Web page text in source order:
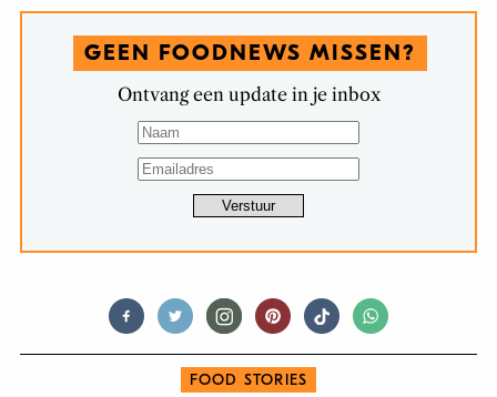
GEEN FOODNEWS MISSEN?
Ontvang een update in je inbox
FOOD STORIES